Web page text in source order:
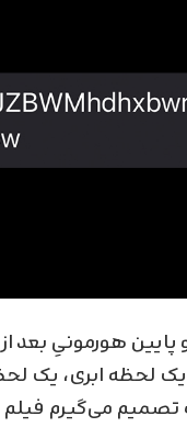
هورمونیِ بعد از
ابری، یک
تصمیم می‌گیرم